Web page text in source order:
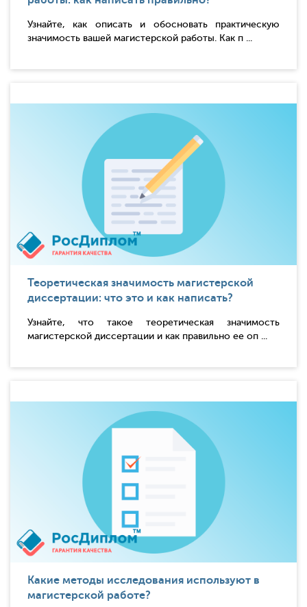
Узнайте, как описать и обосновать практическую
значимость вашей магистерской работы. Как п ...
Теоретическая значимость магистерской
диссертации: что это и как написать?
Узнайте, что такое теоретическая значимость
магистерской диссертации и как правильно ее оп ...
Какие методы исследования используют в
магистерской работе?